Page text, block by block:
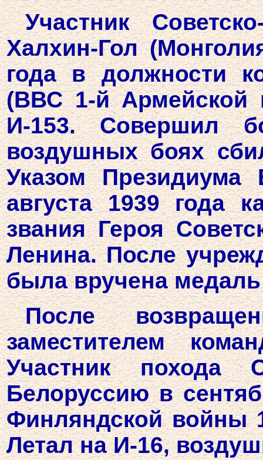
Участник
Халхин-Гол
года в должности
(ВВС 1-й Армейской
И-153. Совершил
воздушных боях
Указом
августа 1939 года
звания Героя
Ленина. После
была вручена
После
заместителем
Участник похода
Белоруссию в
Финляндской войны
Летал на И-16,